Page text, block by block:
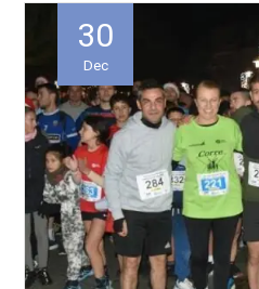
30
Dec